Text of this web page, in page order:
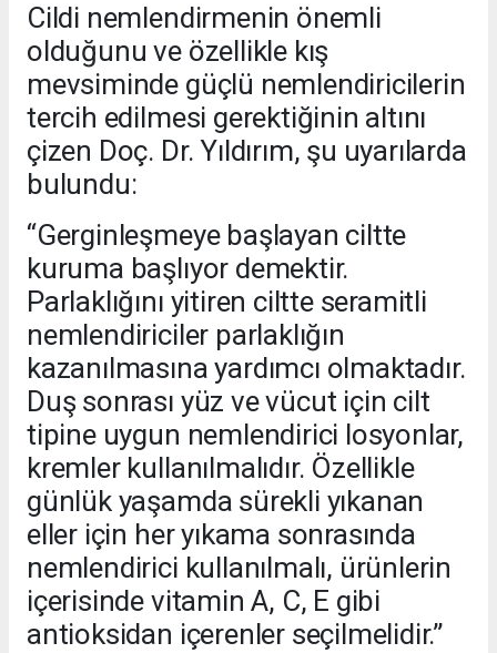
Cildi nemlendirmenin önemli
olduğunu ve özellikle kış
mevsiminde güçlü nemlendiricilerin
tercih edilmesi gerektiğinin altını
çizen Doç. Dr. Yıldırım, şu uyarılarda
bulundu:
“Gerginleşmeye başlayan ciltte
kuruma başlıyor demektir.
Parlaklığını yitiren ciltte seramitli
nemlendiriciler parlaklığın
kazanılmasına yardımcı olmaktadır.
Duş sonrası yüz ve vücut için cilt
tipine uygun nemlendirici losyonlar,
kremler kullanılmalıdır. Özellikle
günlük yaşamda sürekli yıkanan
eller için her yıkama sonrasında
nemlendirici kullanılmalı, ürünlerin
içerisinde vitamin A, C, E gibi
antioksidan içerenler seçilmelidir.”